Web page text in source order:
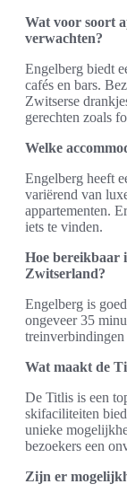
Wat voor soort
verwachten?
Engelberg biedt
cafés en bars.
Zwitserse
gerechten zoals
Welke
Engelberg heeft
variërend van
appartementen.
iets te vinden.
Hoe bereikbaar
Zwitserland?
Engelberg is
ongeveer 35
treinverbindingen
Wat maakt de
De Titlis is een
skifaciliteiten
unieke
bezoekers een
Zijn er